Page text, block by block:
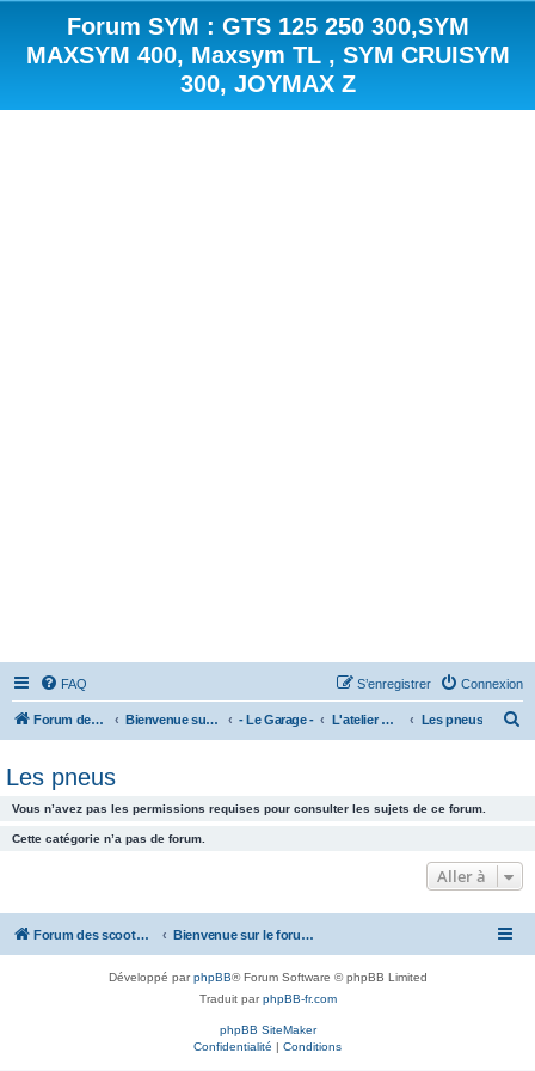
Forum SYM : GTS 125 250 300,SYM
MAXSYM 400, Maxsym TL , SYM CRUISYM
300, JOYMAX Z
FAQ Connexion
S’enregistrer
Forum des scooters SYM - GTS -MAXSYM - CRUISYM - JOYMAX - Maxsym TL Bienvenue sur le forum des scooters de la gamme SYM - Le Garage - L'atelier mécanique Les pneus
r
c
Les pneus
Vous n’avez pas les permissions requises pour consulter les sujets de ce forum.
Cette catégorie n’a pas de forum.
Aller à
Forum des scooters SYM - GTS -MAXSYM - CRUISYM - JOYMAX - Maxsym TL Bienvenue sur le forum des scooters de la gamme SYM
Développé parphpBB® Forum Software © phpBB Limited
Traduit parphpBB-fr.com
phpBB SiteMaker
Confidentialité | Conditions